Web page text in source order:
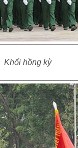
Khối hồng kỳ